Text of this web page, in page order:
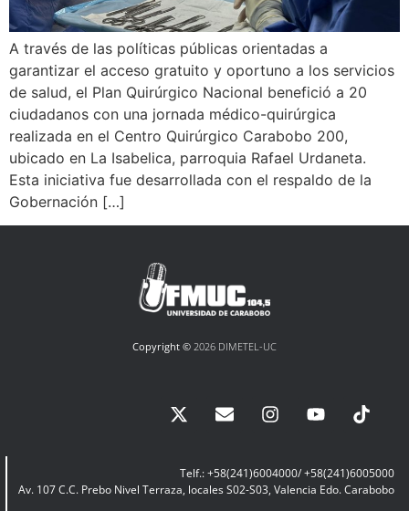
A través de las políticas públicas orientadas a
garantizar el acceso gratuito y oportuno a los servicios
de salud, el Plan Quirúrgico Nacional benefició a 20
ciudadanos con una jornada médico-quirúrgica
realizada en el Centro Quirúrgico Carabobo 200,
ubicado en La Isabelica, parroquia Rafael Urdaneta.
Esta iniciativa fue desarrollada con el respaldo de la
Gobernación […]
Copyright © 2026 DIMETEL-UC
Telf.: +58(241)6004000/ +58(241)6005000
Av. 107 C.C. Prebo Nivel Terraza, locales S02-S03, Valencia Edo. Carabobo